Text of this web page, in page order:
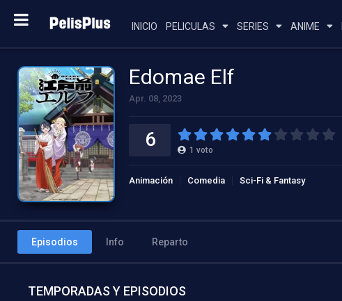
INICIO PELICULAS SERIES ANIME
Edomae Elf
Apr. 08, 2023
6 1 voto
Animación Comedia Sci-Fi & Fantasy
Episodios Info Reparto
TEMPORADAS Y EPISODIOS